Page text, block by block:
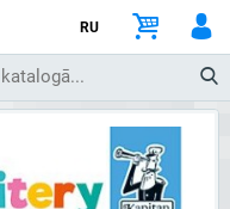
RU